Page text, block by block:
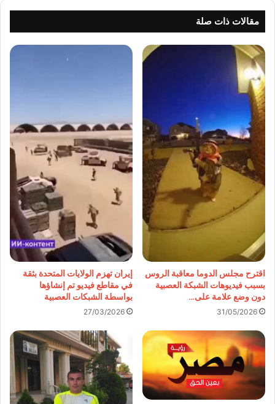
مقالات ذات صلة
اقترح مجلس الدوما معاقبة الروس
بسبب فيديوهات الشبكة العصبية
دون وضع علامة على…
31/05/2026
إيران تهزم الولايات المتحدة بثقة
في مقاطع فيديو تم إنشاؤها
بواسطة الشبكات العصبية
27/03/2026